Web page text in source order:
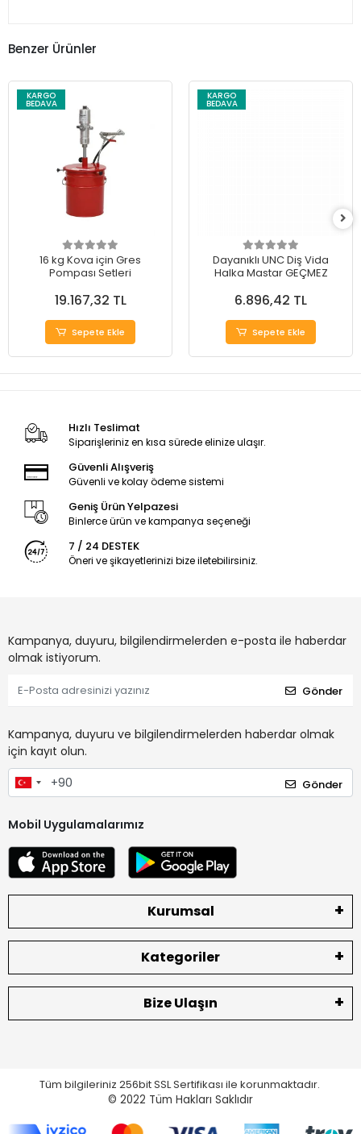
Benzer Ürünler
KARGO
BEDAVA
16 kg Kova için Gres
Pompası Setleri
19.167,32 TL
Sepete Ekle
KARGO
BEDAVA
Dayanıklı UNC Diş Vida
Halka Mastar GEÇMEZ
6.896,42 TL
Sepete Ekle
Hızlı Teslimat
Siparişleriniz en kısa sürede elinize ulaşır.
Güvenli Alışveriş
Güvenli ve kolay ödeme sistemi
Geniş Ürün Yelpazesi
Binlerce ürün ve kampanya seçeneği
7 / 24 DESTEK
Öneri ve şikayetlerinizi bize iletebilirsiniz.
Kampanya, duyuru, bilgilendirmelerden e-posta ile haberdar
olmak istiyorum.
Gönder
Kampanya, duyuru ve bilgilendirmelerden haberdar olmak
için kayıt olun.
Gönder
Mobil Uygulamalarımız
Kurumsal
Kategoriler
Bize Ulaşın
Tüm bilgileriniz 256bit SSL Sertifikası ile korunmaktadır.
© 2022 Tüm Hakları Saklıdır